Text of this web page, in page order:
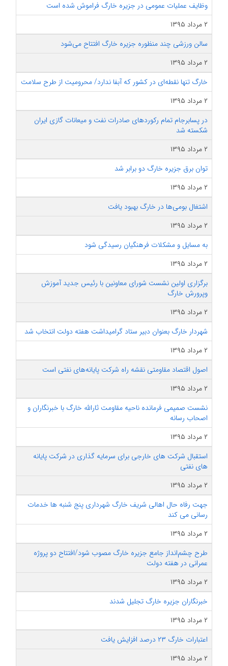
وظایف عملیات عمومی در جزیره خارگ فراموش شده است
۲ مرداد ۱۳۹۵
سالن ورزشی چند منظوره جزیره خارگ افتتاح می‌شود
۲ مرداد ۱۳۹۵
خارگ تنها نقطه‌ای در کشور که آبفا ندارد/ محرومیت از طرح سلامت
۲ مرداد ۱۳۹۵
در پسابرجام تمام رکوردهای صادرات نفت و میعانات گازی ایران
شکسته شد
۲ مرداد ۱۳۹۵
توان برق جزیره خارگ دو برابر شد
۲ مرداد ۱۳۹۵
اشتغال بومی‌ها در خارگ بهبود یافت
۲ مرداد ۱۳۹۵
به مسایل و مشکلات فرهنگیان رسیدگی شود
۲ مرداد ۱۳۹۵
برگزاری اولین نشست شورای معاونین با رئیس جدید آموزش
وپرورش خارگ
۲ مرداد ۱۳۹۵
شهردار خارگ بعنوان دبیر ستاد گرامیداشت هفته دولت انتخاب شد
۲ مرداد ۱۳۹۵
اصول اقتصاد مقاومتی نقشه راه شرکت پایانه‌های نفتی است
۲ مرداد ۱۳۹۵
نشست صمیمی فرمانده ناحیه مقاومت ثارالله خارگ با خبرنگاران و
اصحاب رسانه
۲ مرداد ۱۳۹۵
استقبال شرکت های خارجی برای سرمایه گذاری در شرکت پایانه
های نفتی
۲ مرداد ۱۳۹۵
جهت رفاه حال اهالی شریف خارگ شهرداری پنج شنبه ها خدمات
رسانی می کند
۲ مرداد ۱۳۹۵
طرح چشم‌انداز جامع جزیره خارگ مصوب شود/افتتاح دو پروژه
عمرانی در هفته دولت
۲ مرداد ۱۳۹۵
خبرنگاران جزیره خارگ تجلیل شدند
۲ مرداد ۱۳۹۵
اعتبارات خارگ ۲۳ درصد افزایش یافت
۲ مرداد ۱۳۹۵